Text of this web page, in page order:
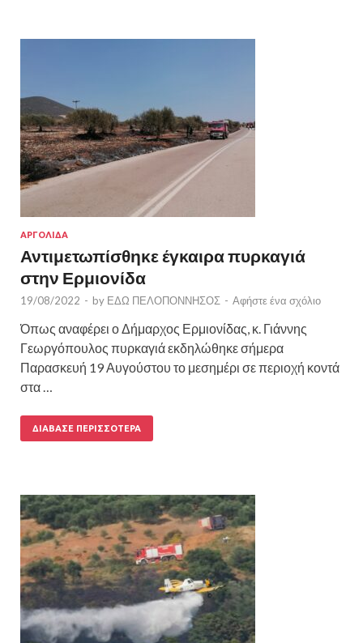
ΑΡΓΟΛΙΔΑ
Αντιμετωπίσθηκε έγκαιρα πυρκαγιά
στην Ερμιονίδα
19/08/2022 - by ΕΔΩ ΠΕΛΟΠΟΝΝΗΣΟΣ - Αφήστε ένα σχόλιο
Όπως αναφέρει ο Δήμαρχος Ερμιονίδας, κ. Γιάννης
Γεωργόπουλος πυρκαγιά εκδηλώθηκε σήμερα
Παρασκευή 19 Αυγούστου το μεσημέρι σε περιοχή κοντά
στα …
ΔΙΆΒΑΣΕ ΠΕΡΙΣΣΌΤΕΡΑ